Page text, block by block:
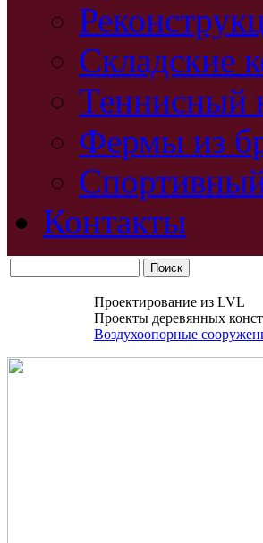
Складские
Теннисный
Фермы из
Контакты
Проектирование из LVL
Проекты деревянных
Воздухоопорные